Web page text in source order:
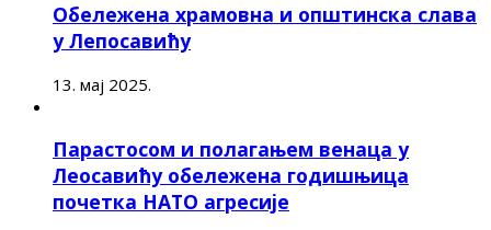
Обележена храмовна и општинска слава
у Лепосавићу
13. мај 2025.
Парастосом и полагањем венаца у
Леосавићу обележена годишњица
почетка НАТО агресије